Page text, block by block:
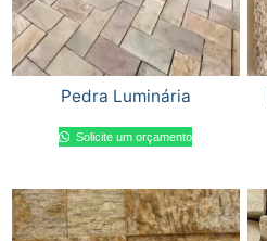
Pedra Luminária
Solicite um orçamento